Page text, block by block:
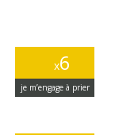
x6
je m’engage à prier